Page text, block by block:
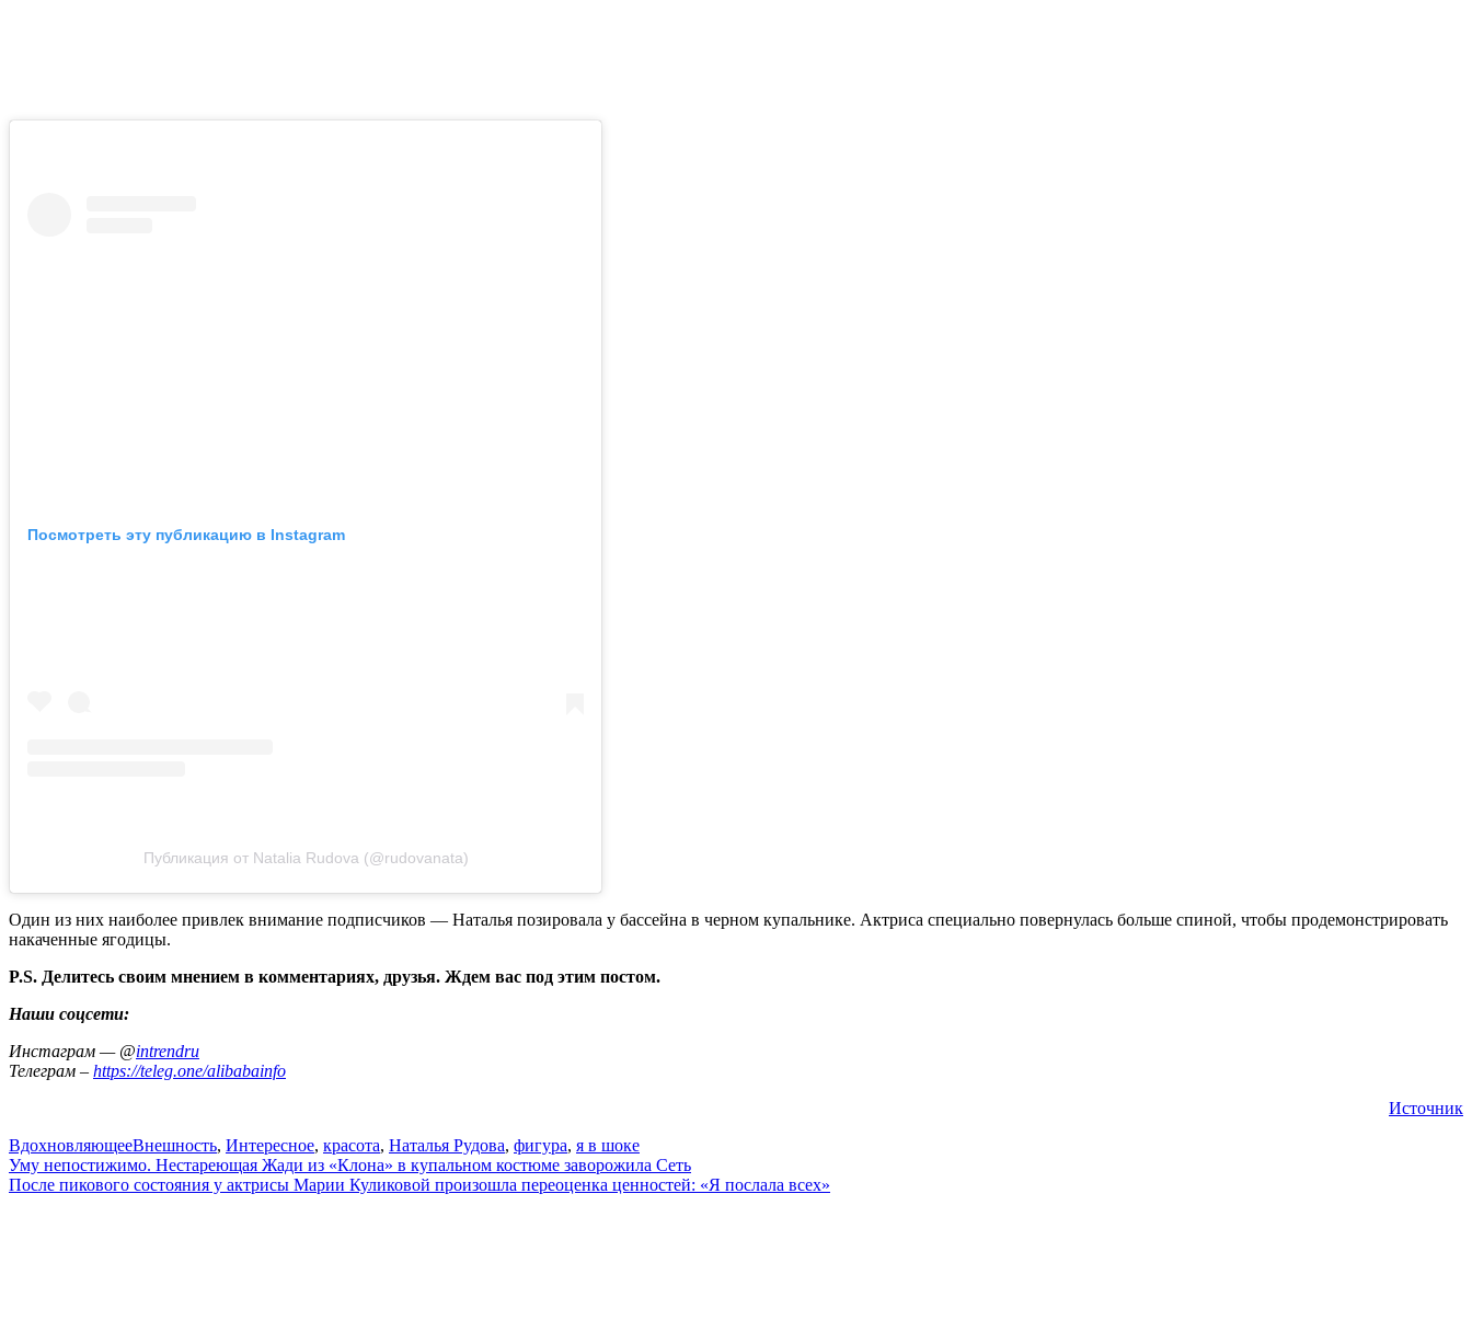
Посмотреть эту публикацию в Instagram
Публикация от Natalia Rudova (@rudovanata)
Один из них наиболее привлек внимание подписчиков — Наталья позировала у бассейна в черном купальнике. Актриса специально повернулась больше спиной, чтобы продемонстрировать
накаченные ягодицы.
P.S. Делитесь своим мнением в комментариях, друзья. Ждем вас под этим постом.
Наши соцсети:
Инстаграм — @intrendru
Телеграм – https://teleg.one/alibabainfo
Источник
ВдохновляющееВнешность, Интересное, красота, Наталья Рудова, фигура, я в шоке
Навигация
по
Уму непостижимо. Нестареющая Жади из «Клона» в купальном костюме заворожила Сеть
После пикового состояния у актрисы Марии Куликовой произошла переоценка ценностей: «Я послала всех»